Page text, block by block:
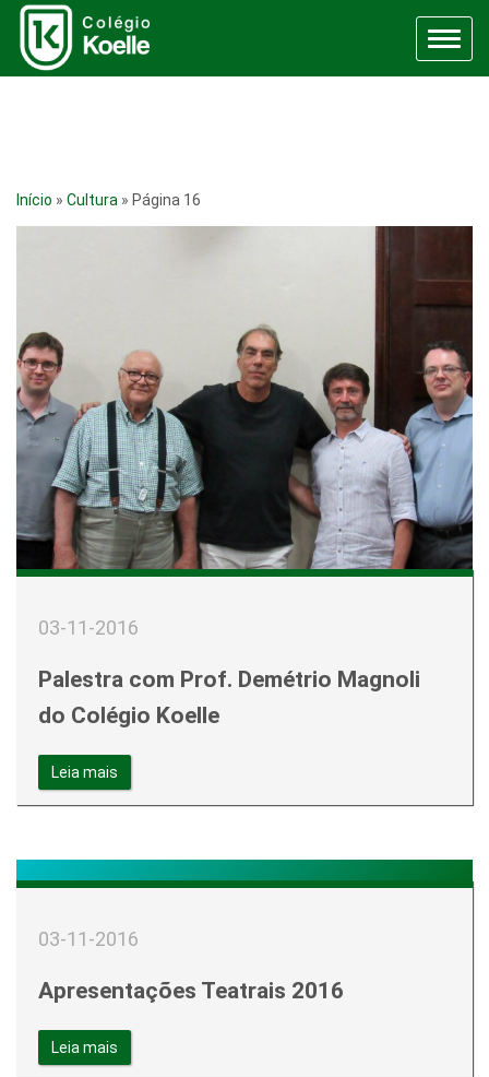
Menu
Início » Cultura » Página 16
03-11-2016
Palestra com Prof. Demétrio Magnoli
do Colégio Koelle
Leia mais
03-11-2016
Apresentações Teatrais 2016
Leia mais